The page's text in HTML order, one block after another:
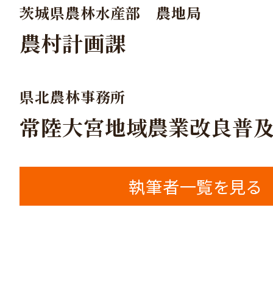
茨城県農林水産部 農地局
農村計画課
県北農林事務所
常陸大宮地域農業改良普
執筆者一覧を見る